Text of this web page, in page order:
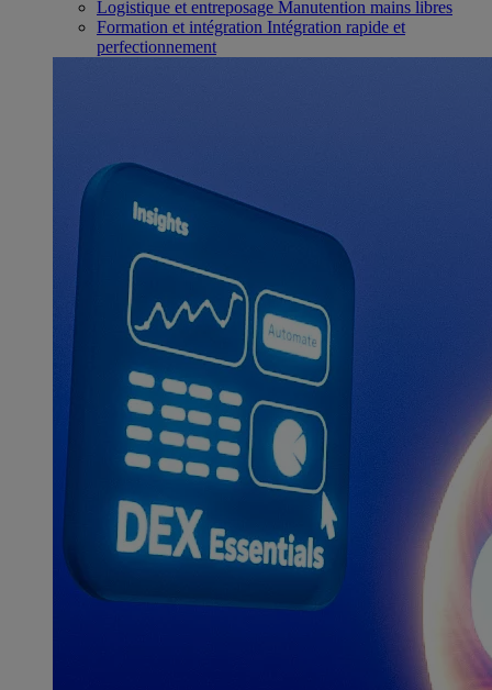
Logistique et entreposage Manutention mains libres
Formation et intégration Intégration rapide et
perfectionnement